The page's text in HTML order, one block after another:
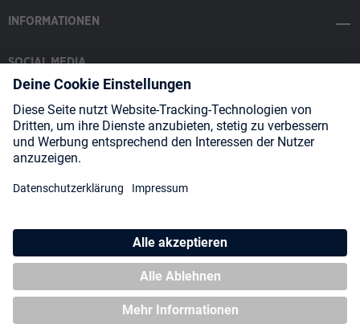
INFORMATIONEN
SOCIAL MEDIA
Payment Methods
Shipping
About us Blog Partners